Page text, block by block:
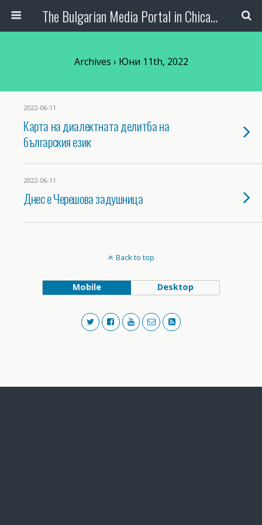
The Bulgarian Media Portal in Chicago
Archives › Юни 11th, 2022
2022-06-11
Карта на диалектната делитба на
българския език
2022-06-11
Днес е Черешова задушница
Back to top
Mobile Desktop